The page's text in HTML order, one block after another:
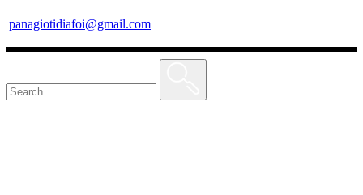
panagiotidiafoi@gmail.com